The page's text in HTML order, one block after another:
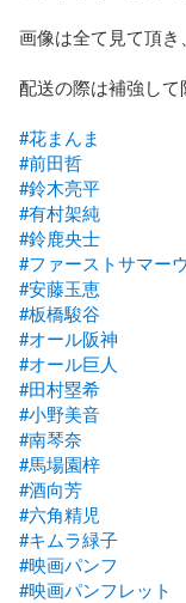
画像は全て見て頂
配送の際は補強し
#花まんま
#前田哲
#鈴木亮平
#有村架純
#鈴鹿央士
#ファーストサマー
#安藤玉恵
#板橋駿谷
#オール阪神
#オール巨人
#田村塁希
#小野美音
#南琴奈
#馬場園梓
#酒向芳
#六角精児
#キムラ緑子
#映画パンフ
#映画パンフレット